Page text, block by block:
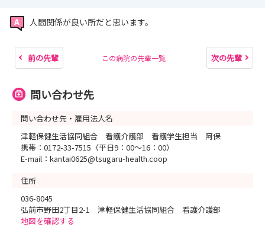
人間関係が良い所だと思います。
前の先輩 この病院の先輩一覧 次の先輩
問い合わせ先
問い合わせ先・雇用法人名
津軽保健生活協同組合 看護介護部 看護学生担当 阿保
携帯：0172-33-7515（平日9：00～16：00）
E-mail：kantai0625@tsugaru-health.coop
住所
036-8045
弘前市野田2丁目2-1 津軽保健生活協同組合 看護介護部
地図を確認する